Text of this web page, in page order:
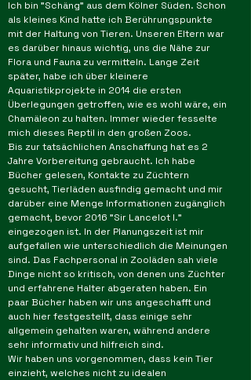
Highlight: Abgesehen von Heat-Strahlern
und LED-Lampen sind natürlich auch 70w
UV-Metalldampflampen ve
Ich bin "Schäng" aus dem Kölner Süden. Schon
als kleines Kind hatte ich Berührungspunkte
mit der Haltung von Tieren. Unseren Eltern war
es darüber hinaus wichtig, uns die Nähe zur
Flora und Fauna zu vermitteln. Lange Zeit
später, habe ich über kleinere
Aquaristikprojekte in 2014 die ersten
Überlegungen getroffen, wie es wohl wäre, ein
Chamäleon zu halten. Immer wieder fesselte
mich dieses Reptil in den großen Zoos.
Bis zur tatsächlichen Anschaffung hat es 2
Jahre Vorbereitung gebraucht. Ich habe
Bücher gelesen, Kontakte zu Züchtern
gesucht, Tierläden ausfindig gemacht und mir
darüber eine Menge Informationen zugänglich
gemacht, bevor 2016 "Sir Lancelot I."
eingezogen ist. In der Planungszeit ist mir
aufgefallen wie unterschiedlich die Meinungen
sind. Das Fachpersonal in Zooläden sah viele
Dinge nicht so kritisch, von denen uns Züchter
und erfahrene Halter abgeraten haben. Ein
paar Bücher haben wir uns angeschafft und
auch hier festgestellt, dass einige sehr
allgemein gehalten waren, während andere
sehr informativ und hilfreich sind.
Wir haben uns vorgenommen, dass kein Tier
einzieht, welches nicht zu idealen